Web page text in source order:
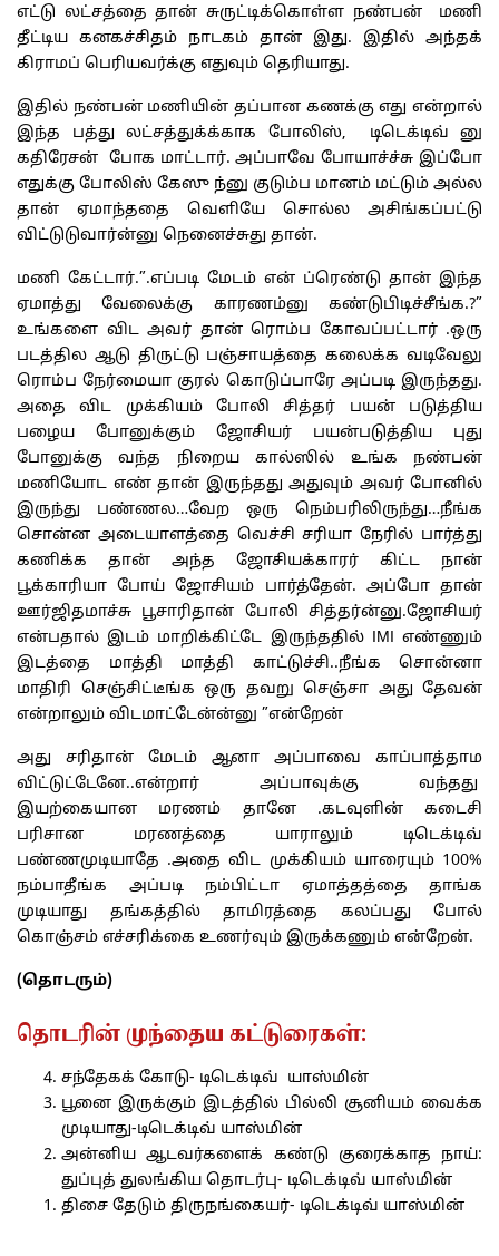
எட்டு லட்சத்தை தான் சுருட்டிக்கொள்ள நண்பன் மணி
தீட்டிய கனகச்சிதம் நாடகம் தான் இது. இதில் அந்தக்
கிராமப் பெரியவர்க்கு எதுவும் தெரியாது.
இதில் நண்பன் மணியின் தப்பான கணக்கு எது என்றால்
இந்த பத்து லட்சத்துக்க்காக போலிஸ், டிடெக்டிவ் னு
கதிரேசன் போக மாட்டார். அப்பாவே போயாச்ச்சு இப்போ
எதுக்கு போலிஸ் கேஸு ந்னு குடும்ப மானம் மட்டும் அல்ல
தான் ஏமாந்ததை வெளியே சொல்ல அசிங்கப்பட்டு
விட்டுடுவார்ன்னு நெனைச்சுது தான்.
மணி கேட்டார்.”.எப்படி மேடம் என் ப்ரெண்டு தான் இந்த
ஏமாத்து வேலைக்கு காரணம்னு கண்டுபிடிச்சீங்க.?”
உங்களை விட அவர் தான் ரொம்ப கோவப்பட்டார் .ஒரு
படத்தில ஆடு திருட்டு பஞ்சாயத்தை கலைக்க வடிவேலு
ரொம்ப நேர்மையா குரல் கொடுப்பாரே அப்படி இருந்தது.
அதை விட முக்கியம் போலி சித்தர் பயன் படுத்திய
பழைய போனுக்கும் ஜோசியர் பயன்படுத்திய புது
போனுக்கு வந்த நிறைய கால்ஸில் உங்க நண்பன்
மணியோட எண் தான் இருந்தது அதுவும் அவர் போனில்
இருந்து பண்ணல…வேற ஒரு நெம்பரிலிருந்து…நீங்க
சொன்ன அடையாளத்தை வெச்சி சரியா நேரில் பார்த்து
கணிக்க தான் அந்த ஜோசியக்காரர் கிட்ட நான்
பூக்காரியா போய் ஜோசியம் பார்த்தேன். அப்போ தான்
ஊர்ஜிதமாச்சு பூசாரிதான் போலி சித்தர்ன்னு.ஜோசியர்
என்பதால் இடம் மாறிக்கிட்டே இருந்ததில் IMI எண்ணும்
இடத்தை மாத்தி மாத்தி காட்டுச்சி..நீங்க சொன்னா
மாதிரி செஞ்சிட்டீங்க ஒரு தவறு செஞ்சா அது தேவன்
என்றாலும் விடமாட்டேன்ன்னு ”என்றேன்
அது சரிதான் மேடம் ஆனா அப்பாவை காப்பாத்தாம
விட்டுட்டேனே..என்றார் அப்பாவுக்கு வந்தது
இயற்கையான மரணம் தானே .கடவுளின் கடைசி
பரிசான மரணத்தை யாராலும் டிடெக்டிவ்
பண்ணமுடியாதே .அதை விட முக்கியம் யாரையும் 100%
நம்பாதீங்க அப்படி நம்பிட்டா ஏமாத்தத்தை தாங்க
முடியாது தங்கத்தில் தாமிரத்தை கலப்பது போல்
கொஞ்சம் எச்சரிக்கை உணர்வும் இருக்கணும் என்றேன்.
(தொடரும்)
தொடரின் முந்தைய கட்டுரைகள்:
சந்தேகக் கோடு- டிடெக்டிவ் யாஸ்மின்
பூனை இருக்கும் இடத்தில் பில்லி சூனியம் வைக்க
முடியாது-டிடெக்டிவ் யாஸ்மின்
அன்னிய ஆடவர்களைக் கண்டு குரைக்காத நாய்:
துப்புத் துலங்கிய தொடர்பு- டிடெக்டிவ் யாஸ்மின்
திசை தேடும் திருநங்கையர்- டிடெக்டிவ் யாஸ்மின்